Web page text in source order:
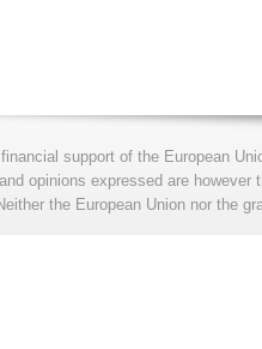
support of the European
opinions expressed are
the European Union nor the